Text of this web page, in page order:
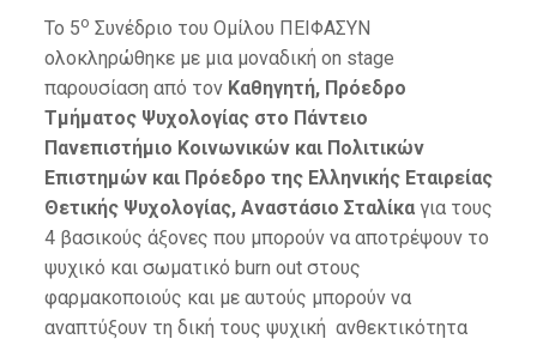
Το 5ο Συνέδριο του Ομίλου ΠΕΙΦΑΣΥΝ
ολοκληρώθηκε με μια μοναδική on stage
παρουσίαση από τον Καθηγητή, Πρόεδρο
Τμήματος Ψυχολογίας στο Πάντειο
Πανεπιστήμιο Κοινωνικών και Πολιτικών
Επιστημών και Πρόεδρο της Ελληνικής Εταιρείας
Θετικής Ψυχολογίας, Αναστάσιο Σταλίκαγια τους
4 βασικούς άξονες που μπορούν να αποτρέψουν το
ψυχικό και σωματικό burn out στους
φαρμακοποιούς και με αυτούς μπορούν να
αναπτύξουν τη δική τους ψυχική ανθεκτικότητα